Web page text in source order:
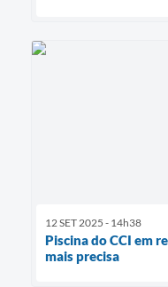
12 SET 2025 - 14h38
Piscina do CCI em
mais precisa